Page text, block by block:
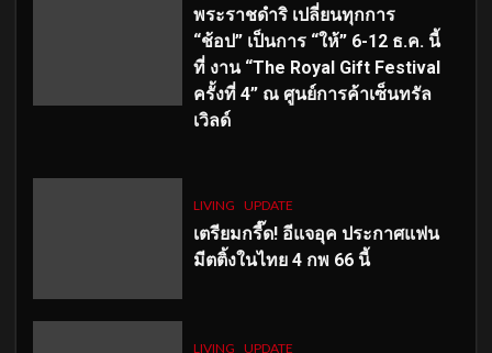
พระราชดำริ เปลี่ยนทุกการ
“ช้อป” เป็นการ “ให้” 6-12 ธ.ค. นี้
ที่ งาน “The Royal Gift Festival
ครั้งที่ 4” ณ ศูนย์การค้าเซ็นทรัล
เวิลด์
LIVING UPDATE
เตรียมกรี๊ด! อีแจอุค ประกาศแฟน
มีตติ้งในไทย 4 กพ 66 นี้
LIVING UPDATE